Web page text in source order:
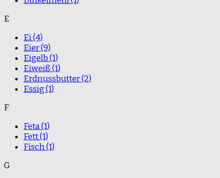
E
Ei(4)
Eier(9)
Eigelb(1)
Eiweiß(1)
Erdnussbutter(2)
Essig(1)
F
Feta(1)
Fett(1)
Fisch(1)
G